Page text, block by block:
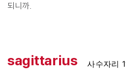
되니까.
sagittarius
사수자리